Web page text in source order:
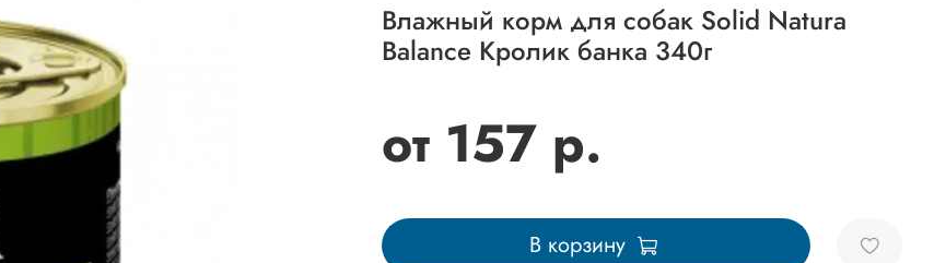
Влажный корм для собак Solid Natura
Balance Кролик банка 340г
от 157 р.
В корзину